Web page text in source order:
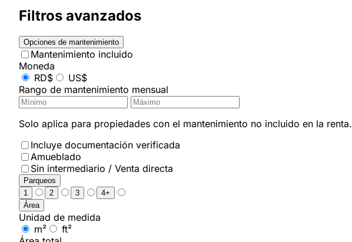
Filtros avanzados
Opciones de mantenimiento
Mantenimiento incluido
Moneda
RD$
US$
Rango de mantenimiento mensual
Solo aplica para propiedades con el mantenimiento no incluido en la renta.
Incluye documentación verificada
Amueblado
Sin intermediario / Venta directa
Parqueos
1
2 3
4+
Área
Unidad de medida
m²
ft²